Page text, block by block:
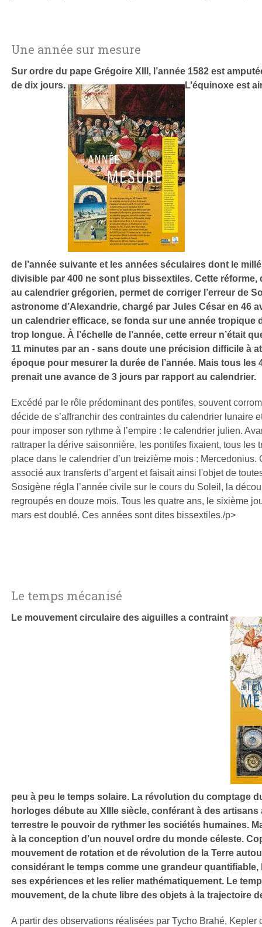
Une année sur mesure
Sur ordre du pape Grégoire XIII, l’année 1582 est
de dix jours.
L’équinoxe est
de l’année suivante et les années séculaires dont le
divisible par 400 ne sont plus bissextiles. Cette réforme,
au calendrier grégorien, permet de corriger l’erreur de
astronome d’Alexandrie, chargé par Jules César en 46
un calendrier efficace, se fonda sur une année tropique
trop longue. À l’échelle de l’année, cette erreur n’était
11 minutes par an - sans doute une précision difficile à
époque pour mesurer la durée de l’année. Mais tous les
prenait une avance de 3 jours par rapport au calendrier.
Excédé par le rôle prédominant des pontifes, souvent
décide de s’affranchir des contraintes du calendrier lunaire
pour imposer son rythme à l’empire : le calendrier julien.
rattraper la dérive saisonnière, les pontifes fixaient, tous les
place dans le calendrier d’un treizième mois : Mercedonius.
associé aux transferts d’argent et faisait ainsi l'objet de
Sosigène régla l’année civile sur le cours du Soleil, la
regroupés en douze mois. Tous les quatre ans, le sixième
mars est doublé. Ces années sont dites bissextiles./p>
Le temps mécanisé
Le mouvement circulaire des aiguilles a contraint
peu à peu le temps solaire. La révolution du comptage
horloges débute au XIIIe siècle, conférant à des artisans
terrestre le pouvoir de rythmer les sociétés humaines.
à la conception d’un nouvel ordre du monde céleste.
mouvement de rotation et de révolution de la Terre
considérant le temps comme une grandeur quantifiable,
ses expériences et les relier mathématiquement. Le
mouvement, de la chute libre des objets à la trajectoire
A partir des observations réalisées par Tycho Brahé, Kepler